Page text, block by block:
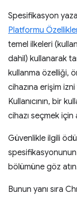
Spesifikasyon
Platformu
temel ilkeleri
dahil) kullanarak
kullanma özelliği,
cihazına erişim izni
Kullanıcının, bir
cihazı seçmek için
Güvenlikle ilgili
spesifikasyonunun
bölümüne göz
Bunun yanı sıra